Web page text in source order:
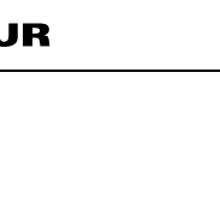
žádné položky.